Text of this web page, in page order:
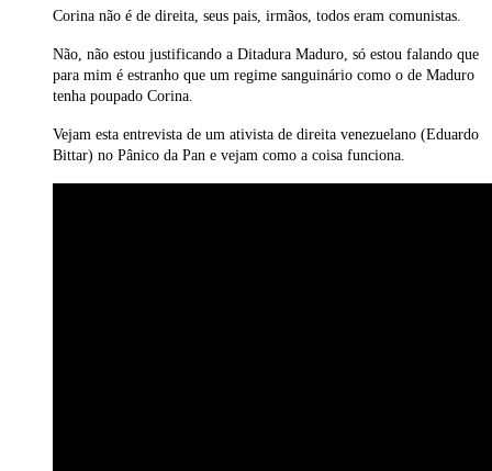
Corina não é de direita, seus pais, irmãos, todos eram comunistas.
Não, não estou justificando a Ditadura Maduro, só estou falando que
para mim é estranho que um regime sanguinário como o de Maduro
tenha poupado Corina.
Vejam esta entrevista de um ativista de direita venezuelano (Eduardo
Bittar) no Pânico da Pan e vejam como a coisa funciona.